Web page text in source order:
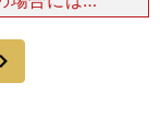
界タイプが
うが視界